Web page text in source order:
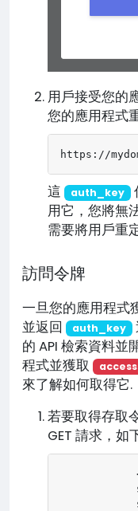
用戶接受您的
您的應用程式
https://
這 auth_key
用它，您將無
需要將用戶重
訪問令牌
一旦您的應用程式
並返回
auth_key
的 API 檢索資料並
程式並獲取
來了解如何取得它.
若要取得存取
GET 請求，如